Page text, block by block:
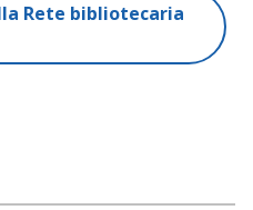
del fronte dell'odio
Rete bibliotecaria